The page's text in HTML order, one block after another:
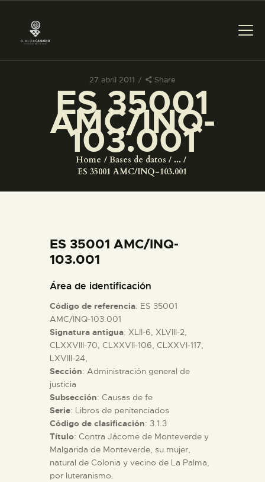
27 abril 2011 Share
ES 35001
AMC/INQ-
103.001
Home Bases de datos
...
ES 35001 AMC/INQ-103.001
PREPARAR LA VISITA
ACTIVIDADES
COLECCIONES
ESPAÑOL
PREPARAR LA VISITA
ACTIVIDADES
█
EL MUSEO
ES 35001 AMC/INQ-
103.001
Área de identificación
Código de referencia: ES 35001
AMC/INQ-103.001
Signatura antigua: XLII-6, XLVIII-2,
CLXXVIII-70, CLXXVII-106, CLXXVI-117,
LXVIII-24,
Sección: Administración general de
justicia
Subsección: Causas de fe
Serie: Libros de penitenciados
Código de clasificación: 3.1.3
Título: Contra Jácome de Monteverde y
Malgarida de Monteverde, su mujer,
natural de Colonia y vecino de La Palma,
por luteranismo.